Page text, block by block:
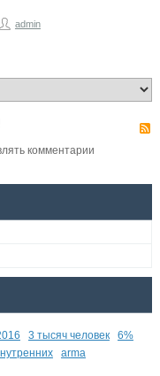
admin
комментарии
3 тысяч человек
6%
arma